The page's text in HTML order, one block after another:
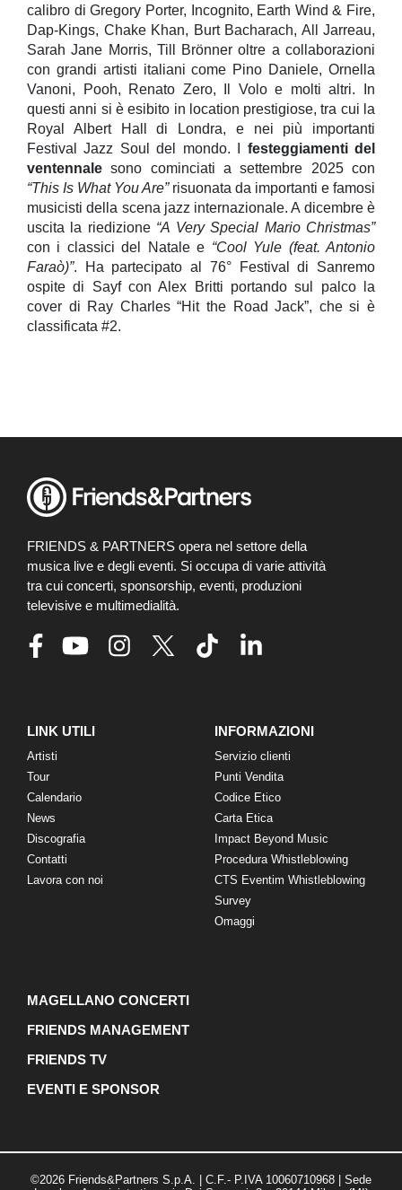
calibro di Gregory Porter, Incognito, Earth Wind & Fire,
Dap-Kings, Chake Khan, Burt Bacharach, All Jarreau,
Sarah Jane Morris, Till Brönner oltre a collaborazioni
con grandi artisti italiani come Pino Daniele, Ornella
Vanoni, Pooh, Renato Zero, Il Volo e molti altri. In
questi anni si è esibito in location prestigiose, tra cui la
Royal Albert Hall di Londra, e nei più importanti
Festival Jazz Soul del mondo. I festeggiamenti del
ventennale sono cominciati a settembre 2025 con
“This Is What You Are” risuonata da importanti e famosi
musicisti della scena jazz internazionale. A dicembre è
uscita la riedizione “A Very Special Mario Christmas”
con i classici del Natale e “Cool Yule (feat. Antonio
Faraò)”. Ha partecipato al 76° Festival di Sanremo
ospite di Sayf con Alex Britti portando sul palco la
cover di Ray Charles “Hit the Road Jack”, che si è
classificata #2.
FRIENDS & PARTNERS opera nel settore della
musica live e degli eventi. Si occupa di varie attività
tra cui concerti, sponsorship, eventi, produzioni
televisive e multimedialità.
LINK UTILI
Artisti
Tour
Calendario
News
Discografia
Contatti
Lavora con noi
INFORMAZIONI
Servizio clienti
Punti Vendita
Codice Etico
Carta Etica
Impact Beyond Music
Procedura Whistleblowing
CTS Eventim Whistleblowing
Survey
Omaggi
MAGELLANO CONCERTI
FRIENDS MANAGEMENT
FRIENDS TV
EVENTI E SPONSOR
©2026 Friends&Partners S.p.A. | C.F.- P.IVA 10060710968 | Sede